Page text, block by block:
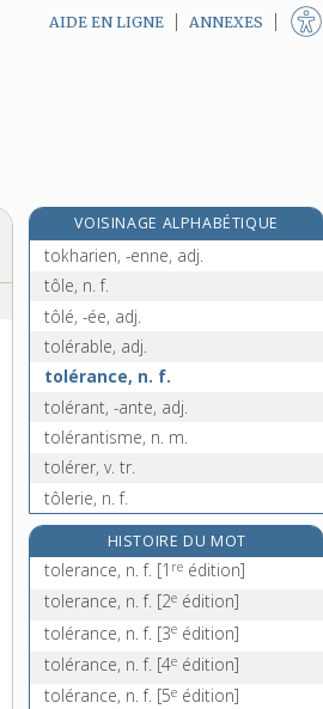
AIDE EN LIGNE ANNEXES
VOISINAGE ALPHABÉTIQUE
tokay, n. m.
tokharien, -enne, adj.
tôle, n. f.
tôlé, -ée, adj.
tolérable, adj.
tolérance, n. f.
tolérant, -ante, adj.
tolérantisme, n. m.
tolérer, v. tr.
tôlerie, n. f.
tolet, n. m.
tôlier, -ière, n.
toluène, n. m.
HISTOIRE DU MOT
tolerance, n. f. [1 re édition]
tolerance, n. f. [2e édition]
tolérance, n. f. [3e édition]
tolérance, n. f. [4e édition]
tolérance, n. f. [5e édition]